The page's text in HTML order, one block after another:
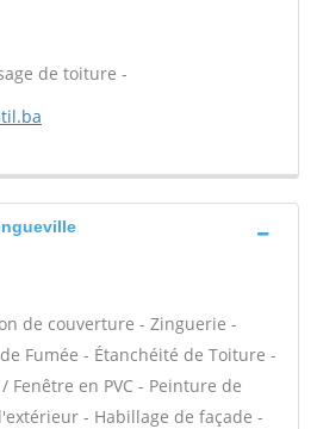
de toiture -
de couverture - Zinguerie -
Fumée - Étanchéité de Toiture -
Fenêtre en PVC - Peinture de
- Habillage de façade -